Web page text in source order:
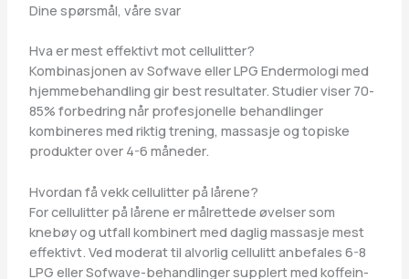
Dine spørsmål, våre svar
Hva er mest effektivt mot cellulitter?
Kombinasjonen av Sofwave eller LPG Endermologi med
hjemmebehandling gir best resultater. Studier viser 70-
85% forbedring når profesjonelle behandlinger
kombineres med riktig trening, massasje og topiske
produkter over 4-6 måneder.
Hvordan få vekk cellulitter på lårene?
For cellulitter på lårene er målrettede øvelser som
knebøy og utfall kombinert med daglig massasje mest
effektivt. Ved moderat til alvorlig cellulitt anbefales 6-8
LPG eller Sofwave-behandlinger supplert med koffein-